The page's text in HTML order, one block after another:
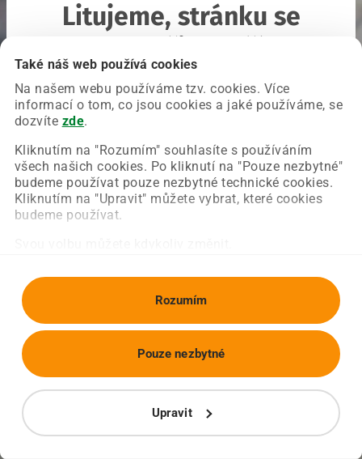
Také náš web používá cookies
Na našem webu používáme tzv. cookies. Více
informací o tom, co jsou cookies a jaké používáme, se
dozvíte zde.
Kliknutím na "Rozumím" souhlasíte s používáním
všech našich cookies. Po kliknutí na "Pouze nezbytné"
budeme používat pouze nezbytné technické cookies.
Kliknutím na "Upravit" můžete vybrat, které cookies
budeme používat.
Rozumím
Upravit
Pouze nezbytné
Litujeme, stránku se
Chyba nastala na naší straně a už ji opravujeme.
Zkuste prosím znovu načíst požadovanou stránku.
Obnovit stránku Úvodní strana